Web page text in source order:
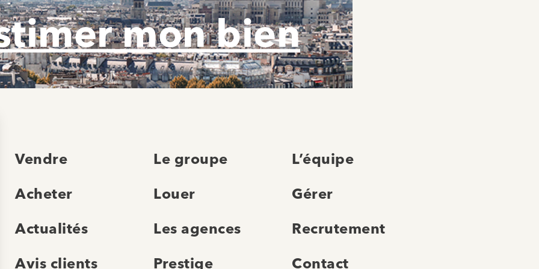
mon bien
Vendre Le groupe L’équipe
Acheter Louer Gérer
Actualités Les agences Recrutement
Avis clients Prestige Contact